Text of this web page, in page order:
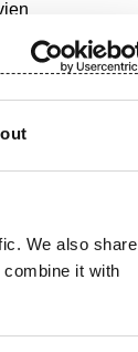
We also share
it with